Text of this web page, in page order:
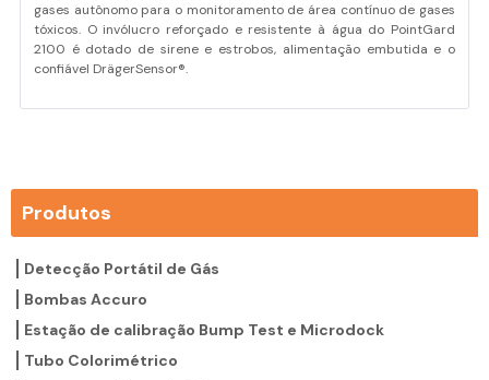
gases autônomo para o monitoramento de área contínuo de gases
tóxicos. O invólucro reforçado e resistente à água do PointGard
2100 é dotado de sirene e estrobos, alimentação embutida e o
confiável DrägerSensor®.
Produtos
Detecção Portátil de Gás
Bombas Accuro
Estação de calibração Bump Test e Microdock
Tubo Colorimétrico